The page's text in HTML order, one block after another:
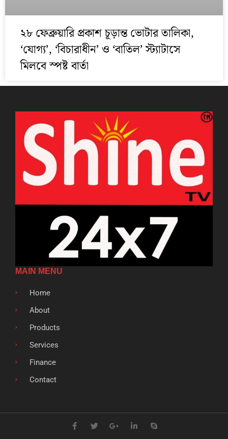
২৮ ফেব্রুয়ারি প্রকাশ চূড়ান্ত ভোটার তালিকা,
‘যোগ্য’, ‘বিচারাধীন’ ও ‘বাতিল’ স্ট্যাটাসে
মিলবে স্পষ্ট বার্তা
MAIN MENU
Home
About
Products
Services
Finance
Contact
a
c
w
i
o
o
i
n
k
y